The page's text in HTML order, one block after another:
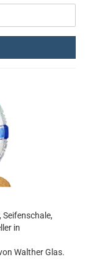
Seifenschale,
in
Walther Glas.